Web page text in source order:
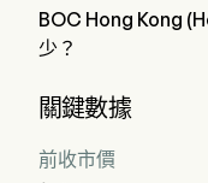
BOC Hong Kong
少？
關鍵數據
前收市價